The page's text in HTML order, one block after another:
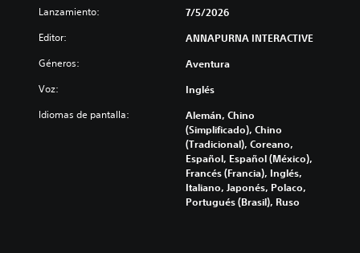
Lanzamiento: 7/5/2026
Editor: ANNAPURNA INTERACTIVE
Géneros: Aventura
Voz: Inglés
Idiomas de pantalla:
Alemán, Chino
(Simplificado), Chino
(Tradicional), Coreano,
Español, Español (México),
Francés (Francia), Inglés,
Italiano, Japonés, Polaco,
Portugués (Brasil), Ruso